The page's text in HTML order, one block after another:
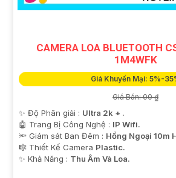
CAMERA LOA BLUETOOTH
1M4WFK
Giá Khuyến Mại: 5%-
Giá Bán: 00 ₫
✨ Độ Phân giải : Ultra 2k + .
🤖️ Trang Bị Công Nghệ : IP Wifi.
🔦 Giám sát Ban Đêm : Hồng Ngoại 10m
🎼️ Thiết Kế Camera Plastic.
️✨ Khả Năng : Thu Âm Và Loa.